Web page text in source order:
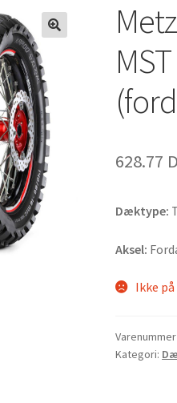
628.77
Dæktype:
Aksel:
Ikke
Varenummer
Kategori: